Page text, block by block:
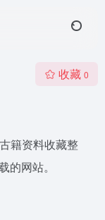
收藏 0
籍资料收藏整
网站。